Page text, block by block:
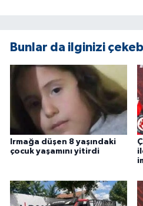
Bunlar da ilginizi
Irmağa düşen 8 yaşındaki
çocuk yaşamını yitirdi
ÜLKE GÜNDEMİ
YAŞAM
YEREL
Yerel Haberler